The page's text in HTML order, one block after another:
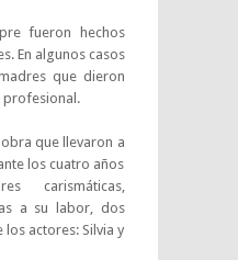
fueron hechos
En algunos casos
que dieron
profesional.
que llevaron a
los cuatro años
carismáticas,
a su labor, dos
actores: Silvia y